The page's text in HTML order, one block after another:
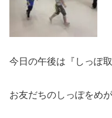
今日の午後は『しっぽ
お友だちのしっぽをめ